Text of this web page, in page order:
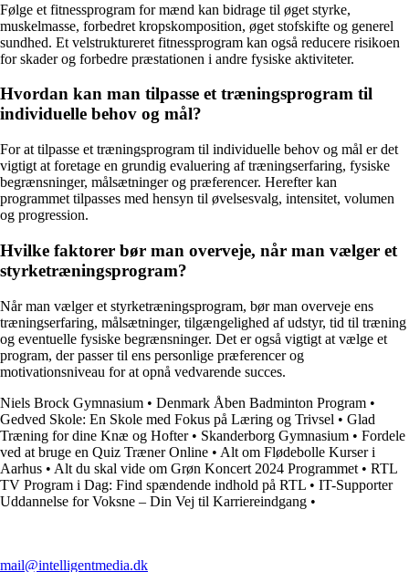
Følge et fitnessprogram for mænd kan bidrage til øget styrke,
muskelmasse, forbedret kropskomposition, øget stofskifte og generel
sundhed. Et velstruktureret fitnessprogram kan også reducere risikoen
for skader og forbedre præstationen i andre fysiske aktiviteter.
Hvordan kan man tilpasse et træningsprogram til
individuelle behov og mål?
For at tilpasse et træningsprogram til individuelle behov og mål er det
vigtigt at foretage en grundig evaluering af træningserfaring, fysiske
begrænsninger, målsætninger og præferencer. Herefter kan
programmet tilpasses med hensyn til øvelsesvalg, intensitet, volumen
og progression.
Hvilke faktorer bør man overveje, når man vælger et
styrketræningsprogram?
Når man vælger et styrketræningsprogram, bør man overveje ens
træningserfaring, målsætninger, tilgængelighed af udstyr, tid til træning
og eventuelle fysiske begrænsninger. Det er også vigtigt at vælge et
program, der passer til ens personlige præferencer og
motivationsniveau for at opnå vedvarende succes.
Niels Brock Gymnasium • Denmark Åben Badminton Program •
Gedved Skole: En Skole med Fokus på Læring og Trivsel • Glad
Træning for dine Knæ og Hofter• Skanderborg Gymnasium • Fordele
ved at bruge en Quiz Træner Online • Alt om Flødebolle Kurser i
Aarhus • Alt du skal vide om Grøn Koncert 2024 Programmet • RTL
TV Program i Dag: Find spændende indhold på RTL • IT-Supporter
Uddannelse for Voksne – Din Vej til Karriereindgang •
mail@intelligentmedia.dk